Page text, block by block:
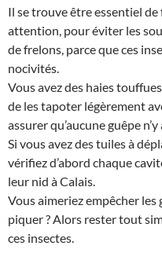
Il se trouve être essentiel
attention, pour éviter les
de frelons, parce que ces
nocivités.
Vous avez des haies
de les tapoter légèrement
assurer qu’aucune guêpe
Si vous avez des tuiles à
vérifiez d’abord chaque
leur nid à Calais.
Vous aimeriez empêcher
piquer ? Alors rester tout
ces insectes.